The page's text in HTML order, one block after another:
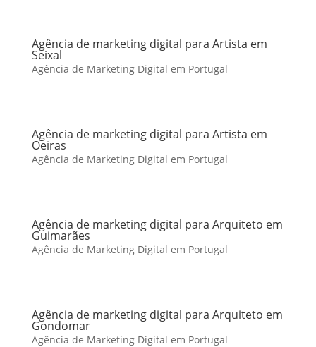
Agência de marketing digital para Artista em
Seixal
Agência de Marketing Digital em Portugal
Agência de marketing digital para Artista em
Oeiras
Agência de Marketing Digital em Portugal
Agência de marketing digital para Arquiteto em
Guimarães
Agência de Marketing Digital em Portugal
Agência de marketing digital para Arquiteto em
Gondomar
Agência de Marketing Digital em Portugal